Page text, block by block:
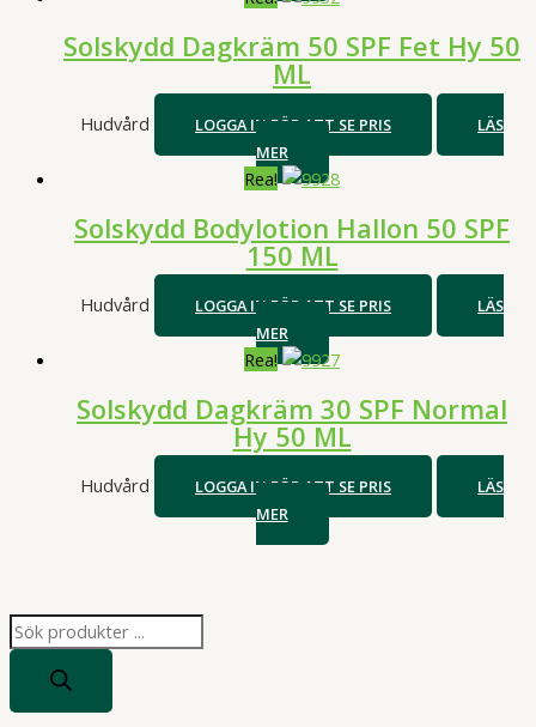
P
Solskydd Dagkräm 50 SPF Fet Hy 50
ML
Hudvård LOGGA IN FÖR ATT SE PRIS
LÄS
MER
Rea!
Solskydd Bodylotion Hallon 50 SPF
150 ML
Hudvård LOGGA IN FÖR ATT SE PRIS
LÄS
MER
Rea!
Solskydd Dagkräm 30 SPF Normal
Hy 50 ML
Hudvård LOGGA IN FÖR ATT SE PRIS
LÄS
MER